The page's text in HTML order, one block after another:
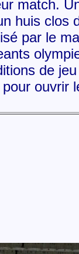
match.
huis clos
par le
de jeu
ouvrir